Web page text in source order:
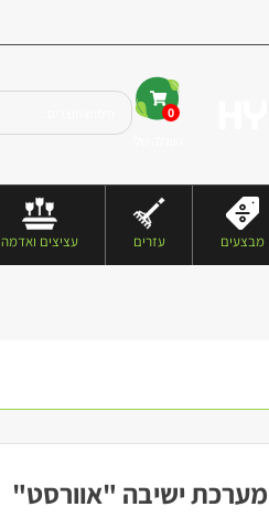
0
מבצעים עזרים עציצים ואדמה
מערכת ישיבה "אוורסט"